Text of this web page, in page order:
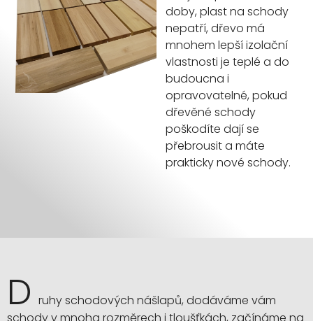
doby, plast na schody
nepatří, dřevo má
mnohem lepší izolační
vlastnosti je teplé a do
budoucna i
opravovatelné, pokud
dřevěné schody
poškodíte dají se
přebrousit a máte
prakticky nové schody.
D ruhy schodových nášlapů, dodáváme vám